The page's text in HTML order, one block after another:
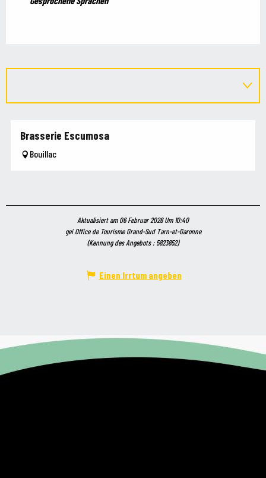
Brasserie Escumosa
Bouillac
Aktualisiert am 06 Februar 2026 Um 10:40
gei Office de Tourisme Grand-Sud Tarn-et-Garonne
(Kennung des Angebots :5823852)
Einen Irrtum angeben